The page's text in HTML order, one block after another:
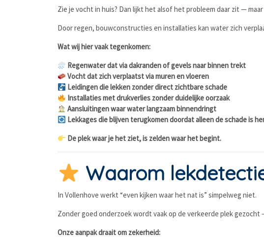
Zie je vocht in huis? Dan lijkt het alsof het probleem daar zit —
Door regen, bouwconstructies en installaties kan water zich
Wat wij hier vaak tegenkomen:
Regenwater dat via dakranden of gevels naar binnen trekt
Vocht dat zich verplaatst via muren en vloeren
Leidingen die lekken zonder direct zichtbare schade
Installaties met drukverlies zonder duidelijke oorzaak
Aansluitingen waar water langzaam binnendringt
Lekkages die blijven terugkomen doordat alleen de schade is
De plek waar je het ziet, is zelden waar het begint.
Waarom
In Vollenhove werkt “even kijken waar het nat is” simpelweg niet.
Zonder goed onderzoek wordt vaak op de verkeerde plek
Onze aanpak draait om zekerheid: